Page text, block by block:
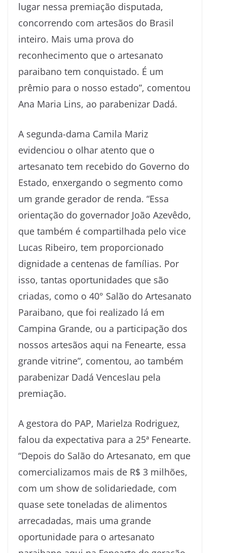
lugar nessa premiação disputada,
concorrendo com artesãos do Brasil
inteiro. Mais uma prova do
reconhecimento que o artesanato
paraibano tem conquistado. É um
prêmio para o nosso estado”, comentou
Ana Maria Lins, ao parabenizar Dadá.
A segunda-dama Camila Mariz
evidenciou o olhar atento que o
artesanato tem recebido do Governo do
Estado, enxergando o segmento como
um grande gerador de renda. “Essa
orientação do governador João Azevêdo,
que também é compartilhada pelo vice
Lucas Ribeiro, tem proporcionado
dignidade a centenas de famílias. Por
isso, tantas oportunidades que são
criadas, como o 40° Salão do Artesanato
Paraibano, que foi realizado lá em
Campina Grande, ou a participação dos
nossos artesãos aqui na Fenearte, essa
grande vitrine”, comentou, ao também
parabenizar Dadá Venceslau pela
premiação.
A gestora do PAP, Marielza Rodriguez,
falou da expectativa para a 25ª Fenearte.
“Depois do Salão do Artesanato, em que
comercializamos mais de R$ 3 milhões,
com um show de solidariedade, com
quase sete toneladas de alimentos
arrecadadas, mais uma grande
oportunidade para o artesanato